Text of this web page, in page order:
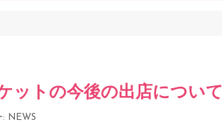
ットの今後の出店について
: NEWS